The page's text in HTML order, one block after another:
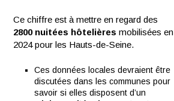
Ce chiffre est à mettre en regard des
2800 nuitées hôtelières mobilisées en
2024 pour les Hauts-de-Seine.
Ces données locales devraient être
discutées dans les communes pour
savoir si elles disposent d’un